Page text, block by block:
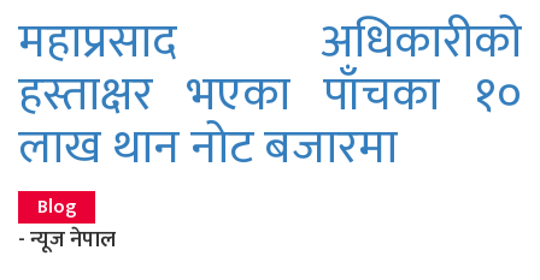
महाप्रसाद अधिकारीको
हस्ताक्षर भएका पाँचका १०
लाख थान नोट बजारमा
Blog
- न्यूज नेपाल